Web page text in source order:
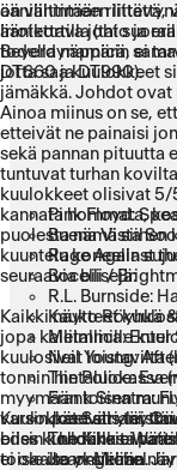
ääniliittimeen
äänikortilla (tai
Beyerdynamicin
DT660 ja DT990).
on vähintään riittävä,
Irrotettava johto ja
todella näppärä, ei
jotta saa kuulokkeet
jämäkkä. Johdot
Ainoa miinus on se,
etteivät ne painaisi
sekä pannan pituutta
tuntuvat turhan
kuulokkeet olisivat 5/
kannata hommata,
puolesta nämä
kuuntelu koneella
seuraavia biisejä:
Pink Floyd:
Buena Vista
Rage Against
Bocelli /
R.L. Burnside:
Kauko Röyhkä
Metallica: Enter
Neil Young:
The Police:
Frank Sinatra:
Joe Satriani:
The Kinks:
Jean-Michel
Kaikki näytteet
jopa kalliimmille
kuulosivat loistavilta
tonnin hintaluokassa
myymään toisen
varsin pätevät
biisin kohdalla ei
toisaalta yksikään
Kuulokkeet siis
edes kuulokkeita
ei ole iso ongelma.